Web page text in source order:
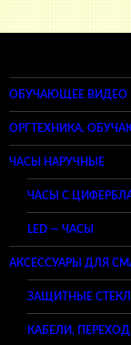
ОБУЧАЮЩЕЕ ВИДЕО
ОРГТЕХНИКА.
ЧАСЫ НАРУЧНЫЕ
ЧАСЫ С
LED — ЧАСЫ
АКСЕССУАРЫ ДЛЯ
ЗАЩИТНЫЕ
КАБЕЛИ,